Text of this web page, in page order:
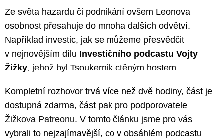
Ze světa hazardu či podnikání ovšem Leonova
osobnost přesahuje do mnoha dalších odvětví.
Například investic, jak se můžeme přesvědčit
v nejnovějším dílu Investičního podcastu Vojty
Žižky, jehož byl Tsoukernik ctěným hostem.
Kompletní rozhovor trvá více než dvě hodiny, část je
dostupná zdarma, část pak pro podporovatele
Žižkova Patreonu. V tomto článku jsme pro vás
vybrali to nejzajímavější, co v obsáhlém podcastu